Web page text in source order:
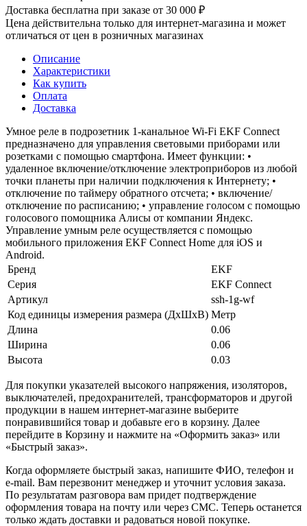
Доставка бесплатна при заказе от 30 000 ₽
Цена действительна только для интернет-магазина и может
отличаться от цен в розничных магазинах
Описание
Характеристики
Как купить
Оплата
Доставка
Умное реле в подрозетник 1-канальное Wi-Fi EKF Connect
предназначено для управления световыми приборами или
розетками с помощью смартфона. Имеет функции: •
удаленное включение/отключение электроприборов из любой
точки планеты при наличии подключения к Интернету; •
отключение по таймеру обратного отсчета; • включение/
отключение по расписанию; • управление голосом с помощью
голосового помощника Алисы от компании Яндекс.
Управление умным реле осуществляется с помощью
мобильного приложения EKF Connect Home для iOS и
Android.
Бренд
EKF
Серия
EKF Connect
Артикул
ssh-1g-wf
Код единицы измерения размера (ДхШхВ) Метр
Длина
0.06
Ширина
0.06
Высота
0.03
Для покупки указателей высокого напряжения, изоляторов,
выключателей, предохранителей, трансформаторов и другой
продукции в нашем интернет-магазине выберите
понравившийся товар и добавьте его в корзину. Далее
перейдите в Корзину и нажмите на «Оформить заказ» или
«Быстрый заказ».
Когда оформляете быстрый заказ, напишите ФИО, телефон и
e-mail. Вам перезвонит менеджер и уточнит условия заказа.
По результатам разговора вам придет подтверждение
оформления товара на почту или через СМС. Теперь останется
только ждать доставки и радоваться новой покупке.